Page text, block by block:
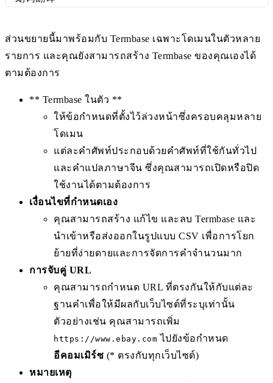
ส่วนขยายนี้มาพร้อมกับ Termbase เฉพาะโดเมนในตัวหลาย
รายการ และคุณยังสามารถสร้าง Termbase ของคุณเองได้
ตามต้องการ
** Termbase ในตัว **
ให้ข้อกำหนดที่ตั้งไว้ล่วงหน้าซึ่งครอบคลุมหลาย
โดเมน
แต่ละคำศัพท์ประกอบด้วยคำศัพท์ที่ใช้กันทั่วไป
และคำแปลภาษาจีน ซึ่งคุณสามารถเปิดหรือปิด
ใช้งานได้ตามต้องการ
เงื่อนไขที่กำหนดเอง
คุณสามารถสร้าง แก้ไข และลบ Termbase และ
นำเข้าหรือส่งออกในรูปแบบ CSV เพื่อการโยก
ย้ายที่ง่ายดายและการจัดการคำจำนวนมาก
การจับคู่ URL
คุณสามารถกำหนด URL ที่ตรงกันให้กับแต่ละ
ฐานคำเพื่อให้มีผลกับเว็บไซต์ที่ระบุเท่านั้น
ตัวอย่างเช่น คุณสามารถเพิ่ม
https://www.ebay.com ไปยังข้อกำหนด
อีคอมเมิร์ซ (* ตรงกับทุกเว็บไซต์)
หมายเหตุ